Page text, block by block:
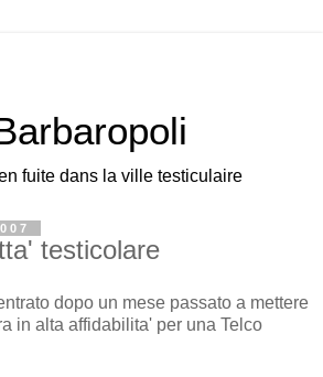
fuite dans la ville testiculaire
testicolare
dopo un mese passato a mettere
in alta affidabilita' per una Telco